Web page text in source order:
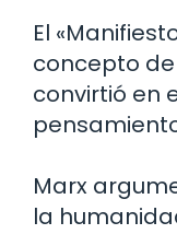
El
concepto
convirtió en
Marx
la